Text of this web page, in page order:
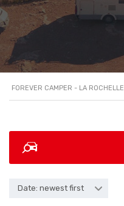
FOREVER CAMPER - LA ROCHELLE
Date: newest first